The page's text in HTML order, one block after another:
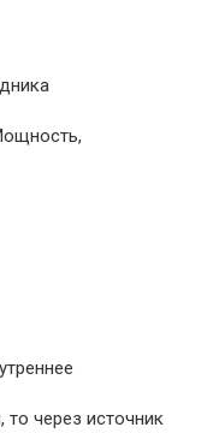
то через источник